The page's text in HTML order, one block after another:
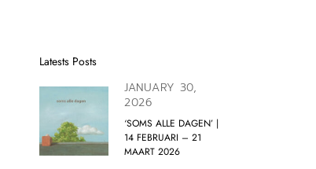
Latests Posts
JANUARY 30,
2026
‘SOMS ALLE DAGEN’ |
14 FEBRUARI – 21
MAART 2026